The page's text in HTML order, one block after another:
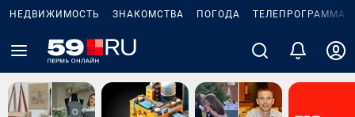
НЕДВИЖИМОСТЬ ЗНАКОМСТВА ПОГОДА ТЕЛЕПРОГРАММА